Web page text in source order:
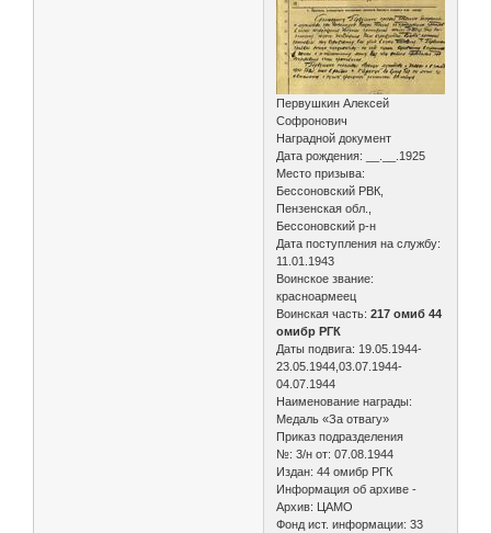
Первушкин Алексей
Софронович
Наградной документ
Дата рождения: __.__.1925
Место призыва:
Бессоновский РВК,
Пензенская обл.,
Бессоновский р-н
Дата поступления на службу:
11.01.1943
Воинское звание:
красноармеец
Воинская часть:217 омиб 44
омибр РГК
Даты подвига: 19.05.1944-
23.05.1944,03.07.1944-
04.07.1944
Наименование награды:
Медаль «За отвагу»
Приказ подразделения
№: 3/н от: 07.08.1944
Издан: 44 омибр РГК
Информация об архиве -
Архив: ЦАМО
Фонд ист. информации: 33